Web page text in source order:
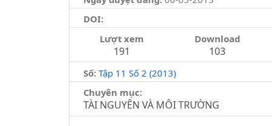
DOI:
Lượt xem
191
Download
103
Số: Tập 11 Số 2 (2013)
Chuyên mục:
TÀI NGUYÊN VÀ MÔI TRƯỜNG